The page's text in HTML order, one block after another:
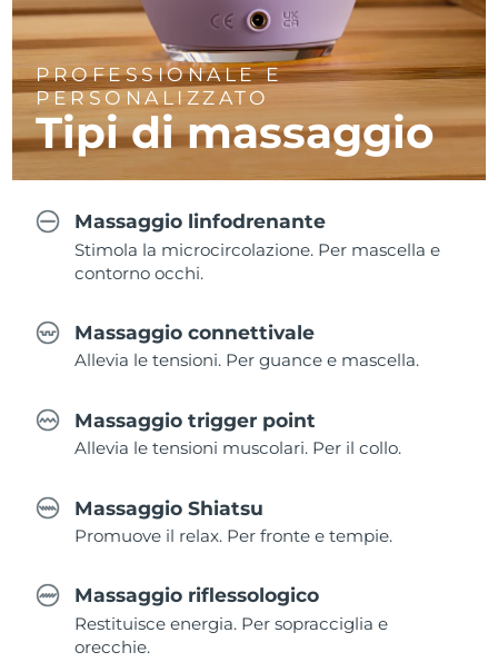
PROFESSIONALE E
PERSONALIZZATO
Tipi di massaggio
Massaggio linfodrenante
Stimola la microcircolazione. Per mascella e
contorno occhi.
Massaggio connettivale
Allevia le tensioni. Per guance e mascella.
Massaggio trigger point
Allevia le tensioni muscolari. Per il collo.
Massaggio Shiatsu
Promuove il relax. Per fronte e tempie.
Massaggio riflessologico
Restituisce energia. Per sopracciglia e
orecchie.